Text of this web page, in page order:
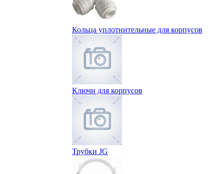
Кольца уплотнительные для корпусов
Ключи для корпусов
Трубки JG